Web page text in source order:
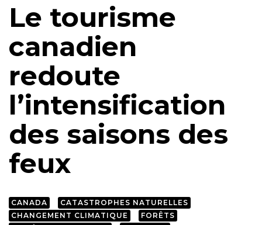
Le tourisme
canadien
redoute
l’intensification
des saisons des
feux
CANADA
CATASTROPHES NATURELLES
CHANGEMENT CLIMATIQUE
FORÊTS